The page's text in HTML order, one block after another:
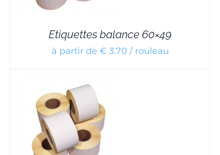
Etiquettes balance 60×49
à partir de € 3.70 / rouleau